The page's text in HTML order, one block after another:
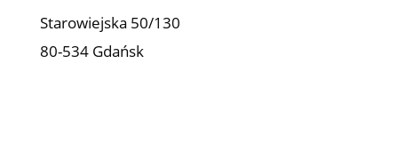
Starowiejska 50/130
80-534 Gdańsk